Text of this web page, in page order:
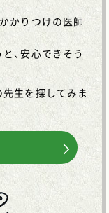
かりつけの医師
、安心できそう
生を探してみま